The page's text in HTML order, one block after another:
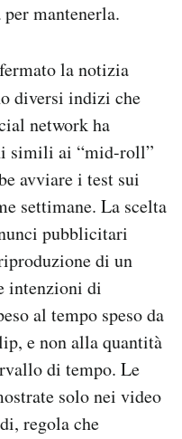
mantenerla.
la notizia
diversi indizi che
network ha
simili ai “mid-roll”
avviare i test sui
settimane. La scelta
pubblicitari
di un
intenzioni di
al tempo speso da
e non alla quantità
di tempo. Le
solo nei video
regola che